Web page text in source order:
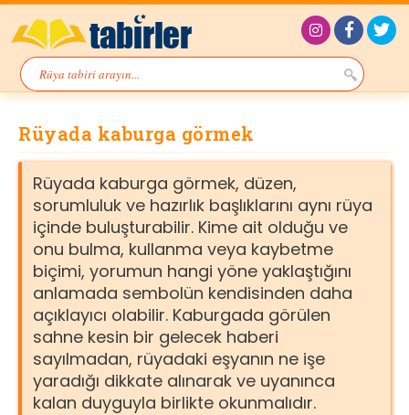
Rüyada kaburga görmek
Rüyada kaburga görmek, düzen,
sorumluluk ve hazırlık başlıklarını aynı rüya
içinde buluşturabilir. Kime ait olduğu ve
onu bulma, kullanma veya kaybetme
biçimi, yorumun hangi yöne yaklaştığını
anlamada sembolün kendisinden daha
açıklayıcı olabilir. Kaburgada görülen
sahne kesin bir gelecek haberi
sayılmadan, rüyadaki eşyanın ne işe
yaradığı dikkate alınarak ve uyanınca
kalan duyguyla birlikte okunmalıdır.